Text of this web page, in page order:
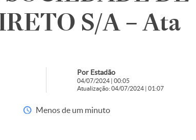
S/A – Ata
Por Estadão
04/07/2024 | 00:05
Atualização: 04/07/2024 | 01:07
Menos de um minuto